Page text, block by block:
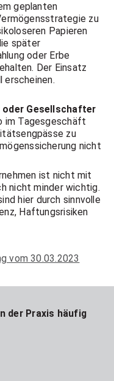
geplanten
zu
Papieren
später
oder Erbe
Der Einsatz
erscheinen.
Gesellschafter
im Tagesgeschäft
zu
nicht
ist nicht mit
nicht minder wichtig.
hier durch sinnvolle
Haftungsrisiken
vom 30.03.2023
der Praxis häufig